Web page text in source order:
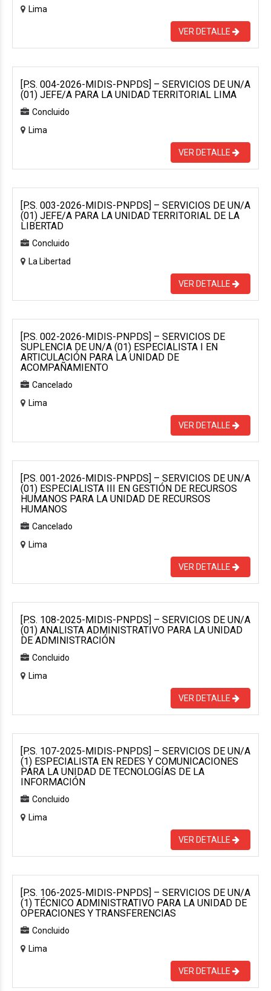
Lima
VER DETALLE
[P.S. 004-2026-MIDIS-PNPDS] – SERVICIOS DE UN/A
(01) JEFE/A PARA LA UNIDAD TERRITORIAL LIMA
Concluido
Lima
VER DETALLE
[P.S. 003-2026-MIDIS-PNPDS] – SERVICIOS DE UN/A
(01) JEFE/A PARA LA UNIDAD TERRITORIAL DE LA
LIBERTAD
Concluido
La Libertad
VER DETALLE
[P.S. 002-2026-MIDIS-PNPDS] – SERVICIOS DE
SUPLENCIA DE UN/A (01) ESPECIALISTA I EN
ARTICULACIÓN PARA LA UNIDAD DE
ACOMPAÑAMIENTO
Cancelado
Lima
VER DETALLE
[P.S. 001-2026-MIDIS-PNPDS] – SERVICIOS DE UN/A
(01) ESPECIALISTA III EN GESTIÓN DE RECURSOS
HUMANOS PARA LA UNIDAD DE RECURSOS
HUMANOS
Cancelado
Lima
VER DETALLE
[P.S. 108-2025-MIDIS-PNPDS] – SERVICIOS DE UN/A
(01) ANALISTA ADMINISTRATIVO PARA LA UNIDAD
DE ADMINISTRACIÓN
Concluido
Lima
VER DETALLE
[P.S. 107-2025-MIDIS-PNPDS] – SERVICIOS DE UN/A
(1) ESPECIALISTA EN REDES Y COMUNICACIONES
PARA LA UNIDAD DE TECNOLOGÍAS DE LA
INFORMACIÓN
Concluido
Lima
VER DETALLE
[P.S. 106-2025-MIDIS-PNPDS] – SERVICIOS DE UN/A
(1) TÉCNICO ADMINISTRATIVO PARA LA UNIDAD DE
OPERACIONES Y TRANSFERENCIAS
Concluido
Lima
VER DETALLE